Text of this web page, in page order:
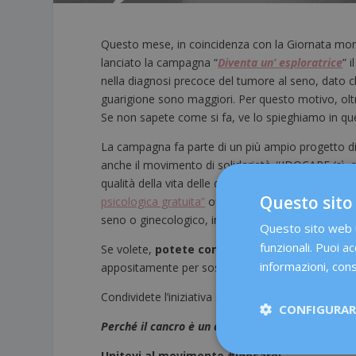
Questo mese, in coincidenza con la Giornata
lanciato la campagna “Diventa un’ esploratrice”
nella diagnosi precoce del tumore al seno, dato
guarigione sono maggiori. Per questo motivo,
Se non sapete come si fa, ve lo spieghiamo in
La campagna fa parte di un più ampio progetto
anche il movimento di solidarietà #IDOCARE
qualità della vita delle donne malate di cancro. I
psicologica gratuita” offerto dallaFondazione
seno o ginecologico, in modo che questo aiuto
Se volete, potete contribuire anche voi
appositamente per sostenere questa causa. Oh,
Condividete l’iniziativa sui vostri social con
Perché il cancro è un argomento che sta a
Questo
Questo sito web
funzionali. Puoi
informazioni,